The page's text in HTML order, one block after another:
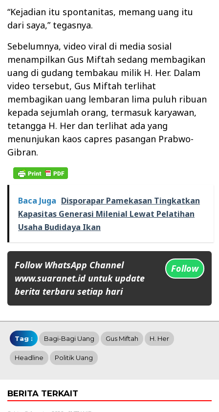
“Kejadian itu spontanitas, memang uang itu
dari saya,” tegasnya.
Sebelumnya, video viral di media sosial
menampilkan Gus Miftah sedang membagikan
uang di gudang tembakau milik H. Her. Dalam
video tersebut, Gus Miftah terlihat
membagikan uang lembaran lima puluh ribuan
kepada sejumlah orang, termasuk karyawan,
tetangga H. Her dan terlihat ada yang
menunjukan kaos capres pasangan Prabwo-
Gibran.
Baca Juga Disporapar Pamekasan Tingkatkan
Kapasitas Generasi Milenial Lewat Pelatihan
Usaha Budidaya Ikan
Follow WhatsApp Channel
www.suaranet.id untuk update
berita terbaru setiap hari
Follow
Tag : Bagi-Bagi Uang Gus Miftah H. Her
Headline Politik Uang
BERITA TERKAIT